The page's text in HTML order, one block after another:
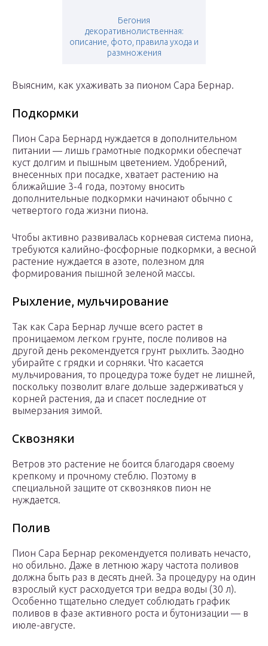
Бегония
декоративнолиственная:
описание, фото, правила ухода и
размножения
Выясним, как ухаживать за пионом Сара Бернар.
Подкормки
Пион Сара Бернард нуждается в дополнительном
питании — лишь грамотные подкормки обеспечат
куст долгим и пышным цветением. Удобрений,
внесенных при посадке, хватает растению на
ближайшие 3-4 года, поэтому вносить
дополнительные подкормки начинают обычно с
четвертого года жизни пиона.
Чтобы активно развивалась корневая система пиона,
требуются калийно-фосфорные подкормки, а весной
растение нуждается в азоте, полезном для
формирования пышной зеленой массы.
Рыхление, мульчирование
Так как Сара Бернар лучше всего растет в
проницаемом легком грунте, после поливов на
другой день рекомендуется грунт рыхлить. Заодно
убирайте с грядки и сорняки. Что касается
мульчирования, то процедура тоже будет не лишней,
поскольку позволит влаге дольше задерживаться у
корней растения, да и спасет последние от
вымерзания зимой.
Сквозняки
Ветров это растение не боится благодаря своему
крепкому и прочному стеблю. Поэтому в
специальной защите от сквозняков пион не
нуждается.
Полив
Пион Сара Бернар рекомендуется поливать нечасто,
но обильно. Даже в летнюю жару частота поливов
должна быть раз в десять дней. За процедуру на один
взрослый куст расходуется три ведра воды (30 л).
Особенно тщательно следует соблюдать график
поливов в фазе активного роста и бутонизации — в
июле-августе.